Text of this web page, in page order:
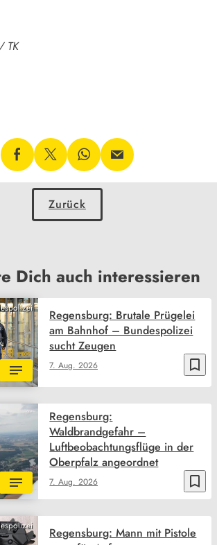
TK
Zurück
Dich auch interessieren
bookmark_border
7. Aug. 2026
Regensburg: Brutale Prügelei
am Bahnhof – Bundespolizei
sucht Zeugen
bookmark_border
7. Aug. 2026
Regensburg:
Waldbrandgefahr –
Luftbeobachtungsflüge in der
Oberpfalz angeordnet
Regensburg: Mann mit Pistole